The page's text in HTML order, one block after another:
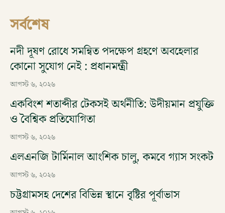
সর্বশেষ
নদী দূষণ রোধে সমন্বিত পদক্ষেপ গ্রহণে অবহেলার
কোনো সুযোগ নেই : প্রধানমন্ত্রী
আগস্ট ৬, ২০২৬
একবিংশ শতাব্দীর টেকসই অর্থনীতি: উদীয়মান প্রযুক্তি
ও বৈশ্বিক প্রতিযোগিতা
আগস্ট ৬, ২০২৬
এলএনজি টার্মিনাল আংশিক চালু, কমবে গ্যাস সংকট
আগস্ট ৬, ২০২৬
চট্টগ্রামসহ দেশের বিভিন্ন স্থানে বৃষ্টির পূর্বাভাস